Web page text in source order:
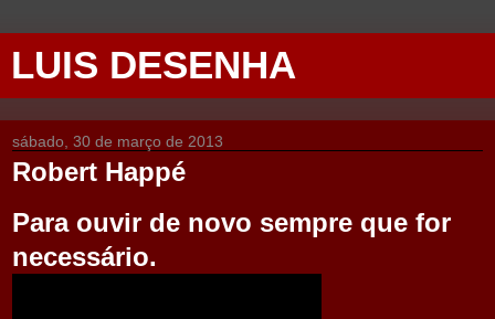
LUIS DESENHA
sábado, 30 de março de 2013
Robert Happé
Para ouvir de novo sempre que for
necessário.